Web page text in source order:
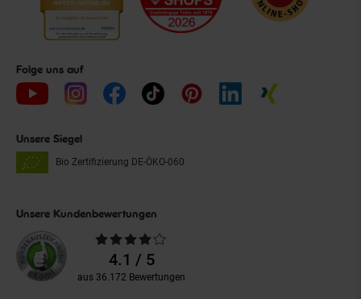
Folge uns auf
Unsere Siegel
Bio Zertifizierung DE-ÖKO-060
Unsere Kundenbewertungen
Durchschnittliche
Bewertungen4.1 / 5
aus 36.172 Bewertungen